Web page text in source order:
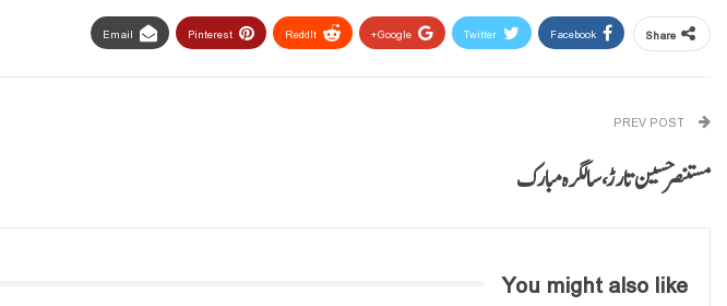
Share
Facebook
Twitter
Google+
ReddIt
Pinterest
Email
مستنصر حسین تارڑ، سالگرہ مبارک
You might also like